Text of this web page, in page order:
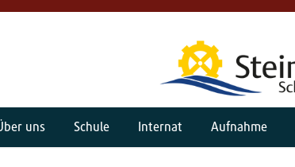
uns Schule Internat Aufnahme